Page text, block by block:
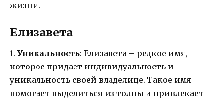
жизни.
Елизавета
1. Уникальность: Елизавета – редкое имя,
которое придает индивидуальность и
уникальность своей владелице. Такое имя
помогает выделиться из толпы и привлекает